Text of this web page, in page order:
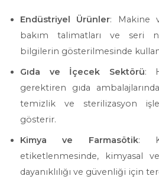
Endüstriyel Ürünler: Makine
bakım talimatları ve seri
bilgilerin gösterilmesinde
Gıda ve İçecek Sektörü:
gerektiren gıda
temizlik ve sterilizasyon
gösterir.
Kimya ve Farmasötik:
etiketlenmesinde, kimyasal
dayanıklılığı ve güvenliği için